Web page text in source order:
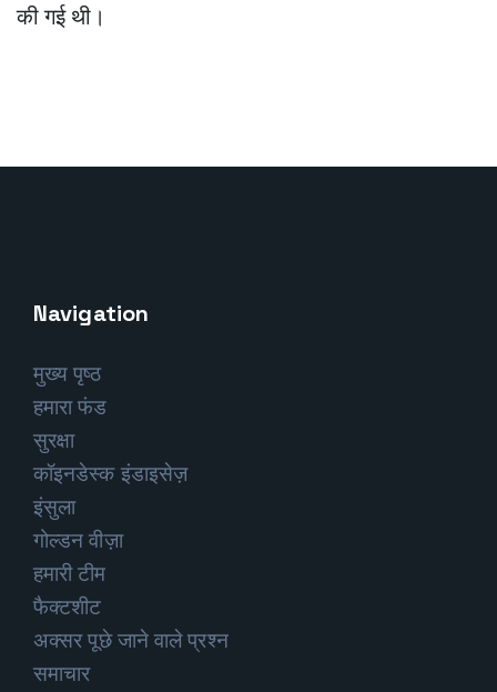
की गई थी।
Navigation
मुख्य पृष्ठ
हमारा फंड
सुरक्षा
कॉइनडेस्क इंडाइसेज़
इंसुला
गोल्डन वीज़ा
हमारी टीम
फैक्टशीट
अक्सर पूछे जाने वाले प्रश्न
समाचार